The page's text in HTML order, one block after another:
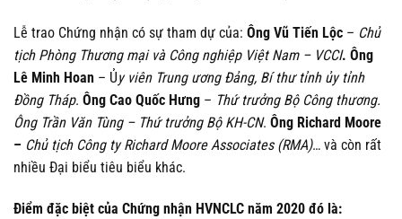
Lễ trao Chứng nhận có sự tham dự của: Ông Vũ Tiến Lộc – Chủ
tịch Phòng Thương mại và Công nghiệp Việt Nam – VCCI. Ông
Lê Minh Hoan – Ủy viên Trung ương Đảng, Bí thư tỉnh ủy tỉnh
Đồng Tháp. Ông Cao Quốc Hưng – Thứ trưởng Bộ Công thương.
Ông Trần Văn Tùng – Thứ trưởng Bộ KH-CN. Ông Richard Moore
– Chủ tịch Công ty Richard Moore Associates (RMA)… và còn rất
nhiều Đại biểu tiêu biểu khác.
Điểm đặc biệt của Chứng nhận HVNCLC năm 2020 đó là: